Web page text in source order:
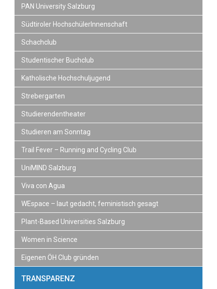
PAN University Salzburg
Südtiroler HochschülerInnenschaft
Schachclub
Studentischer Buchclub
Katholische Hochschuljugend
Strebergarten
Studierendentheater
Studieren am Sonntag
Trail Fever – Running and Cycling Club
UniMIND Salzburg
Viva con Agua
WEspace – laut gedacht, feministisch gesagt
Plant-Based Universities Salzburg
Women in Science
Eigenen ÖH Club gründen
TRANSPARENZ